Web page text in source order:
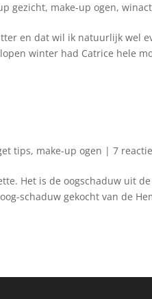
gezicht, make-up ogen,
en dat wil ik natuurlijk wel
winter had Catrice hele
tips, make-up ogen |7
Het is de oogschaduw uit
schaduw gekocht van de